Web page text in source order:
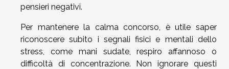
pensieri negativi.
Per mantenere la calma concorso, è utile saper
riconoscere subito i segnali fisici e mentali dello
stress, come mani sudate, respiro affannoso o
difficoltà di concentrazione. Non ignorare questi